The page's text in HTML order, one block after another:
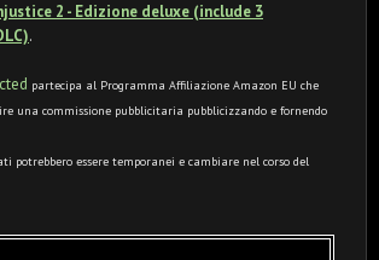
2 - Edizione deluxe (include 3
.
partecipa al Programma Affiliazione Amazon EU che
una commissione pubblicitaria pubblicizzando e fornendo
potrebbero essere temporanei e cambiare nel corso del